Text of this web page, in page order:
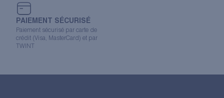
PAIEMENT SÉCURISÉ
Paiement sécurisé par carte de
crédit (Visa, MasterCard) et par
TWINT